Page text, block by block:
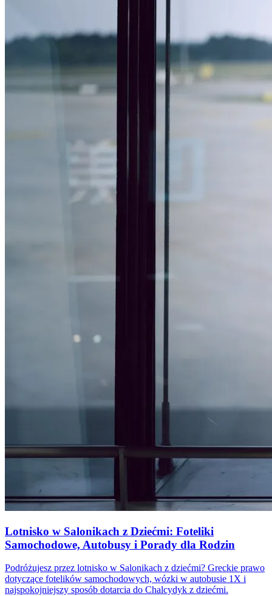
Lotnisko w Salonikach z Dziećmi: Foteliki
Samochodowe, Autobusy i Porady dla Rodzin
Podróżujesz przez lotnisko w Salonikach z dziećmi? Greckie prawo
dotyczące fotelików samochodowych, wózki w autobusie 1X i
najspokojniejszy sposób dotarcia do Chalcydyk z dziećmi.